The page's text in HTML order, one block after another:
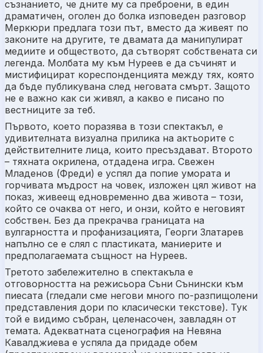
съзнанието, че дните му са преброени, в един
драматичен, оголен до болка изповеден разговор
Меркюри предлага този път, вместо да живеят по
законите на другите, те двамата да манипулират
медиите и обществото, да сътворят собствената си
легенда. Молбата му към Нуреев е да съчинят и
мистифицират кореспонденцията между тях, която
да бъде публикувана след неговата смърт. Защото
не е важно как си живял, а какво е писано по
вестниците за теб.
Първото, което поразява в този спектакъл, е
удивителната визуална прилика на актьорите с
действителните лица, които пресъздават. Второто
– тяхната окрилена, отдадена игра. Свежен
Младенов (Фреди) е успял да попие умората и
горчивата мъдрост на човек, изложен цял живот на
показ, живеещ едновременно два живота – този,
който се очаква от него, и онзи, който е неговият
собствен. Без да прекрачва границата на
вулгарността и профанизацията, Георги Златарев
напълно се е слял с пластиката, маниерите и
предполагаемата същност на Нуреев.
Третото забележително в спектакъла е
отговорността на режисьора Съни Сънински към
пиесата (гледали сме негови много по-разпищолени
представления дори по класически текстове). Тук
той е видимо събран, целенасочен, завладян от
темата. Адекватната сценография на Невяна
Кавалджиева е успяла да придаде обем